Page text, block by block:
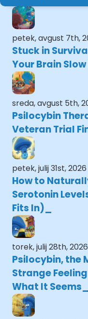
petek, avgust 7th,
Stuck in
Your Brain
sreda, avgust 5th,
Psilocybin
Veteran Trial
petek, julij 31st, 2026
How to
Serotonin
Fits In)
torek, julij 28th, 2026
Psilocybin, the
Strange
What It Seems